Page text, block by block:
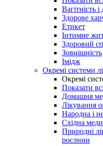
Вагітність
Здорове
Етикет
Інтимне
Здоровий
Зовнішність
Імідж
Окремі системи
Окремі
Показати всі
Домашня
Лікування
Народна і
Східна
Природні
рослини